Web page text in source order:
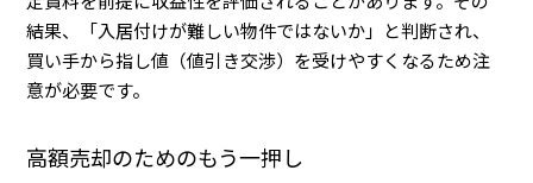
結果、「入居付けが難しい物件ではないか」と判断され、
買い手から指し値（値引き交渉）を受けやすくなるため注
意が必要です。
高額売却のためのもう一押し